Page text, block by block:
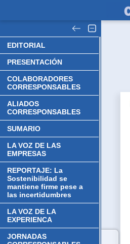
EDITORIAL
PRESENTACIÓN
COLABORADORES
CORRESPONSABLES
ALIADOS
CORRESPONSABLES
SUMARIO
LA VOZ DE LAS
EMPRESAS
REPORTAJE: La
Sostenibilidad se
mantiene firme pese a
las incertidumbres
LA VOZ DE LA
EXPERIENCA
JORNADAS